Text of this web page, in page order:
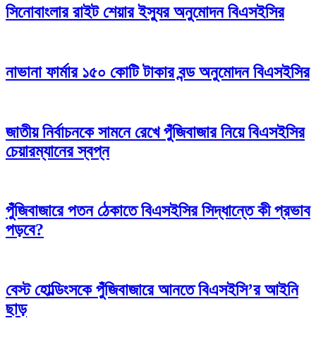
সিনোবাংলার রাইট শেয়ার ইস্যুর অনুমোদন বিএসইসির
নাভানা ফার্মার ১৫০ কোটি টাকার বন্ড অনুমোদন বিএসইসির
জাতীয় নির্বাচনকে সামনে রেখে পুঁজিবাজার নিয়ে বিএসইসির
চেয়ারম্যানের স্বপ্ন
পুঁজিবাজারে পতন ঠেকাতে বিএসইসির সিদ্ধান্তে কী প্রভাব
পড়বে?
বেস্ট হোল্ডিংসকে পুঁজিবাজারে আনতে বিএসইসি’র আইনি
ছাড়